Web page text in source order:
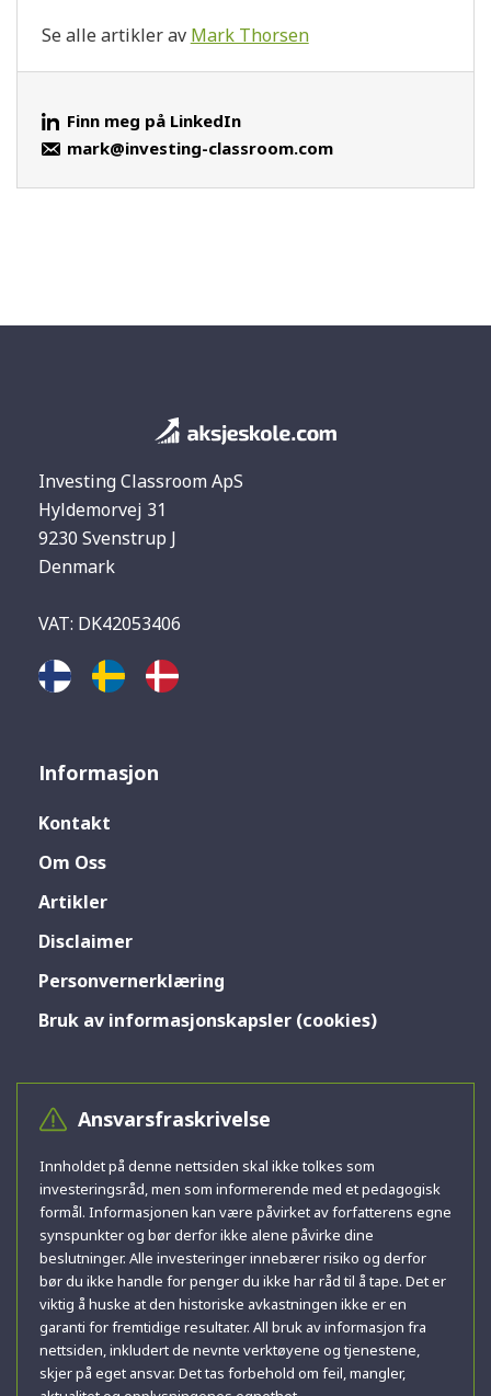
Se alle artikler av Mark Thorsen
Finn meg på LinkedIn
mark@investing-classroom.com
Investing Classroom ApS
Hyldemorvej 31
9230 Svenstrup J
Denmark
VAT: DK42053406
Informasjon
Kontakt
Om Oss
Artikler
Disclaimer
Personvernerklæring
Bruk av informasjonskapsler (cookies)
Ansvarsfraskrivelse
Innholdet på denne nettsiden skal ikke tolkes som
investeringsråd, men som informerende med et pedagogisk
formål. Informasjonen kan være påvirket av forfatterens egne
synspunkter og bør derfor ikke alene påvirke dine
beslutninger. Alle investeringer innebærer risiko og derfor
bør du ikke handle for penger du ikke har råd til å tape. Det er
viktig å huske at den historiske avkastningen ikke er en
garanti for fremtidige resultater. All bruk av informasjon fra
nettsiden, inkludert de nevnte verktøyene og tjenestene,
skjer på eget ansvar. Det tas forbehold om feil, mangler,